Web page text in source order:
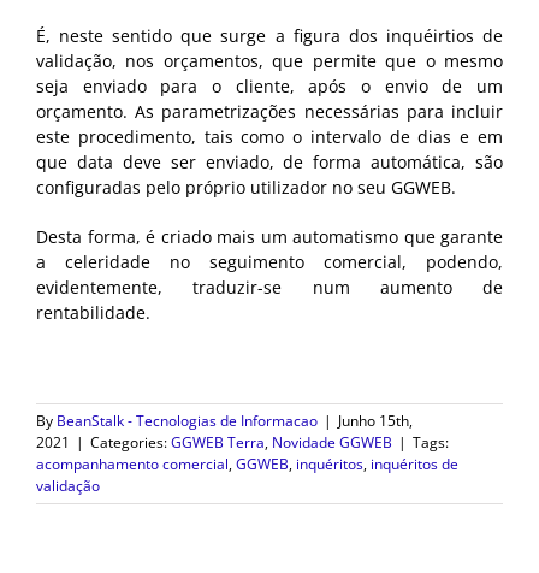
É, neste sentido que surge a figura dos inquéirtios de
validação, nos orçamentos, que permite que o mesmo
seja enviado para o cliente, após o envio de um
orçamento. As parametrizações necessárias para incluir
este procedimento, tais como o intervalo de dias e em
que data deve ser enviado, de forma automática, são
configuradas pelo próprio utilizador no seu GGWEB.
Desta forma, é criado mais um automatismo que garante
a celeridade no seguimento comercial, podendo,
evidentemente, traduzir-se num aumento de
rentabilidade.
By BeanStalk - Tecnologias de Informacao | Junho 15th,
2021 | Categories:GGWEB Terra, Novidade GGWEB | Tags:
acompanhamento comercial,GGWEB, inquéritos, inquéritos de
validação